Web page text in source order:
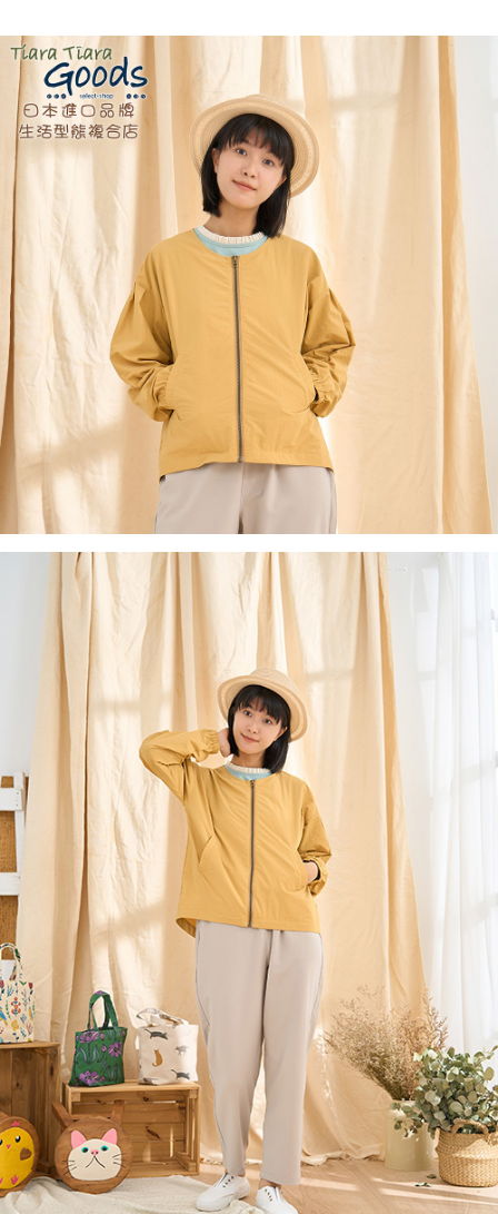
結帳頁面，進行簡訊認證並確認金額後，即可完成結帳。
２．訂單成立數日內，您將收到繳費通知簡訊。
３．收到繳費通知簡訊後14天內，點擊此簡訊中的連結，可透過四大超商／
ATM／網路銀行／等多元方式進行付款，方視為交易完成。
※ 請注意：結帳手續完成當下不需立刻繳費，但若您需要取消訂單，請聯絡
購買商品的店家。未經商家同意取消之訂單仍視為有效，需透過AFTEE先享
後付繳納相關費用。
※ 交易是否成功請以「AFTEE先享後付 」之結帳頁面顯示為準，若有關於
是否繳費成功／繳費後需取消欲退款等相關疑問，請聯繫「AFTEE先享後付
客戶支援中心」
https://netprotections.freshdesk.com/support/home
【注意事項】
１．透過由恩沛科技股份有限公司提供之「AFTEE先享後付」服務完成之交
易，需依本服務之必要範圍內提供個人資料，並將交易相關給付款項請求債
權轉讓予恩沛科技股份有限公司。
２．關於個人資料處理事宜，請瀏覽以下網址：
https://aftee.tw/terms/#terms3
３．未成年的使用者請事先徵得法定代理人或監護人之同意方可使用
「AFTEE先享後付」，若未經同意申辦者引起之損失，本公司不負相關責
４．使用「AFTEE先享後付」時，將依據個別帳號之用戶狀況，依本公司即
時審查核予不同之上限額度；若仍有額度不足之情形，本公司將視審查結果
請求用戶進行身份認證。
５．嚴禁一人註冊多個帳號或使用他人資訊註冊。若發現惡意使用之情形，
恩沛科技股份有限公司將有權停止該用戶之使用額度並採取法律行動。
付款後全家取貨
每筆NT$60，滿NT$1,800(含以上)免運費
7-11取貨付款
每筆NT$60，滿NT$2,000(含以上)免運費
每筆NT$60，滿NT$2,000(含以上)免運費
黑貓宅急便(包裹尺寸60cm以下)
每筆NT$100，滿NT$2,000(含以上)免運費
黑貓宅急便(包裹尺寸90cm以下)
每筆NT$140，滿NT$2,000(含以上)免運費